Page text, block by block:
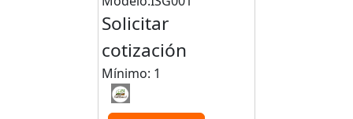
Solicitar
cotización
Mínimo: 1